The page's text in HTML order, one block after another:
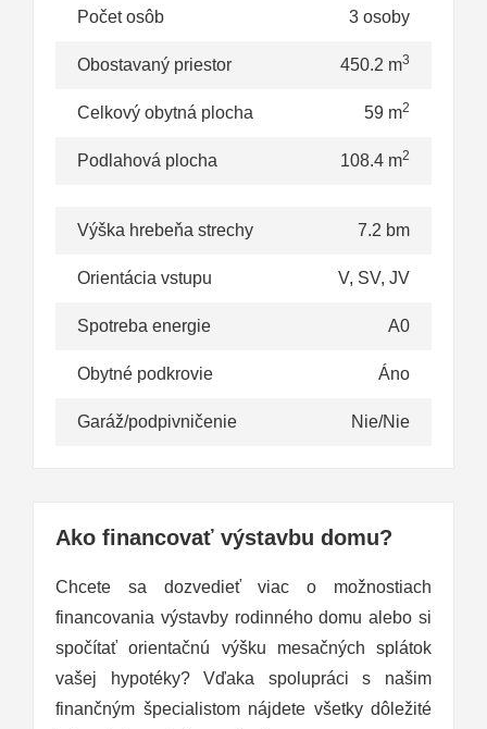
Počet osôb 3 osoby
Obostavaný priestor 450.2 m3
Celkový obytná plocha 59 m2
Podlahová plocha 108.4 m2
Výška hrebeňa strechy 7.2 bm
Orientácia vstupu V, SV, JV
Spotreba energie A0
Obytné podkrovie Áno
Garáž/podpivničenie Nie/Nie
Ako financovať výstavbu domu?
Chcete sa dozvedieť viac o možnostiach
financovania výstavby rodinného domu alebo si
spočítať orientačnú výšku mesačných splátok
vašej hypotéky? Vďaka spolupráci s našim
finančným špecialistom nájdete všetky dôležité